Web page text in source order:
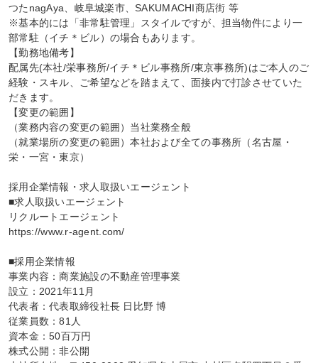
つたnagAya、岐阜城楽市、SAKUMACHI商店街 等
※基本的には「非常駐管理」スタイルですが、担当物件により一
部常駐（イチ＊ビル）の場合もあります。
【勤務地備考】
配属先(本社/栄事務所/イチ＊ビル事務所/東京事務所)はご本人のご
経験・スキル、ご希望などを踏まえて、面接内で打診させていた
だきます。
【変更の範囲】
（業務内容の変更の範囲）当社業務全般
（就業場所の変更の範囲）本社および全ての事務所（名古屋・
栄・一宮・東京）
採用企業情報・求人取扱いエージェント
■求人取扱いエージェント
リクルートエージェント
https://www.r-agent.com/
■採用企業情報
事業内容：商業施設の不動産管理事業
設立：2021年11月
代表者：代表取締役社長 日比野 博
従業員数：81人
資本金：50百万円
株式公開：非公開